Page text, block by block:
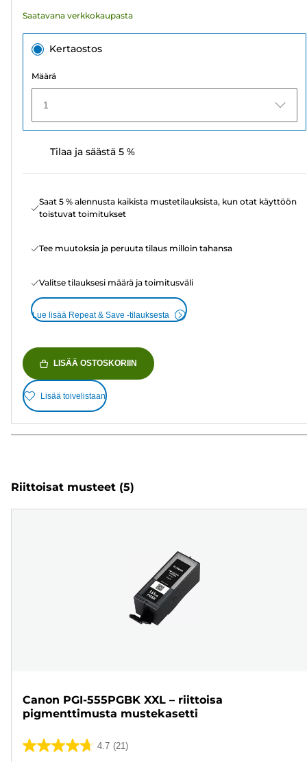
Saatavana verkkokaupasta
Kertaostos
Määrä
1
Tilaa ja säästä 5 %
Saat 5 % alennusta kaikista mustetilauksista, kun otat käyttöön
toistuvat toimitukset
Tee muutoksia ja peruuta tilaus milloin tahansa
Valitse tilauksesi määrä ja toimitusväli
Lue lisää Repeat & Save -tilauksesta
LISÄÄ OSTOSKORIIN
Lisää toivelistaan
Riittoisat musteet (5)
Canon PGI-555PGBK XXL – riittoisa
pigmenttimusta mustekasetti
4.7 (21)
4.7/5